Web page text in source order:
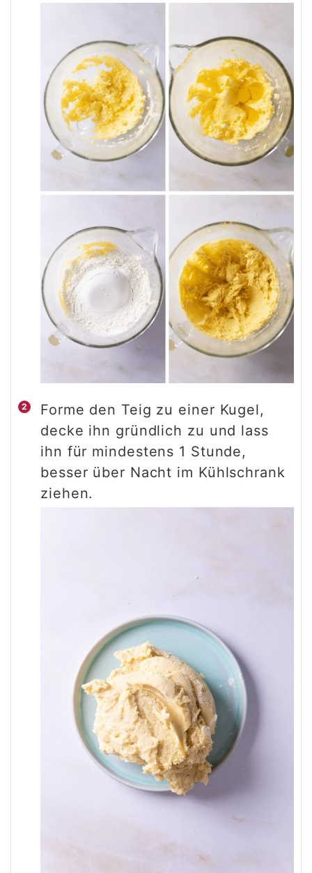
Forme den Teig zu einer Kugel,
decke ihn gründlich zu und lass
ihn für mindestens 1 Stunde,
besser über Nacht im Kühlschrank
ziehen.